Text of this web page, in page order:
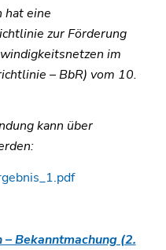
hat eine
zur Förderung
im
– BbR) vom 10.
kann über
Bekanntmachung (2.